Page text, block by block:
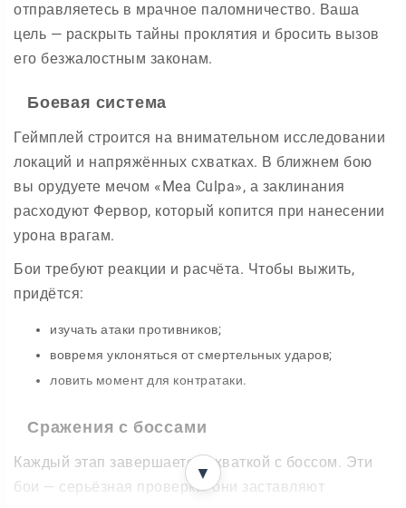
отправляетесь в мрачное паломничество. Ваша
цель — раскрыть тайны проклятия и бросить вызов
его безжалостным законам.
Боевая система
Геймплей строится на внимательном исследовании
локаций и напряжённых схватках. В ближнем бою
вы орудуете мечом «Mea Culpa», а заклинания
расходуют Фервор, который копится при нанесении
урона врагам.
Бои требуют реакции и расчёта. Чтобы выжить,
придётся:
изучать атаки противников;
вовремя уклоняться от смертельных ударов;
ловить момент для контратаки.
Сражения с боссами
Каждый этап завершается схваткой с боссом. Эти
бои — серьёзная проверка: они заставляют
▼